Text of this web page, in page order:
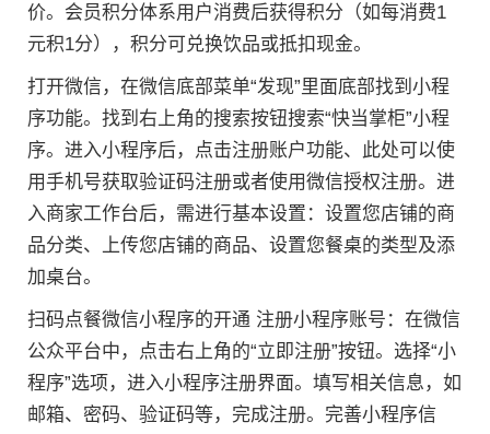
价。会员积分体系用户消费后获得积分（如每消费1
元积1分），积分可兑换饮品或抵扣现金。
打开微信，在微信底部菜单“发现”里面底部找到小程
序功能。找到右上角的搜索按钮搜索“快当掌柜”小程
序。进入小程序后，点击注册账户功能、此处可以使
用手机号获取验证码注册或者使用微信授权注册。进
入商家工作台后，需进行基本设置：设置您店铺的商
品分类、上传您店铺的商品、设置您餐桌的类型及添
加桌台。
扫码点餐微信小程序的开通 注册小程序账号：在微信
公众平台中，点击右上角的“立即注册”按钮。选择“小
程序”选项，进入小程序注册界面。填写相关信息，如
邮箱、密码、验证码等，完成注册。完善小程序信